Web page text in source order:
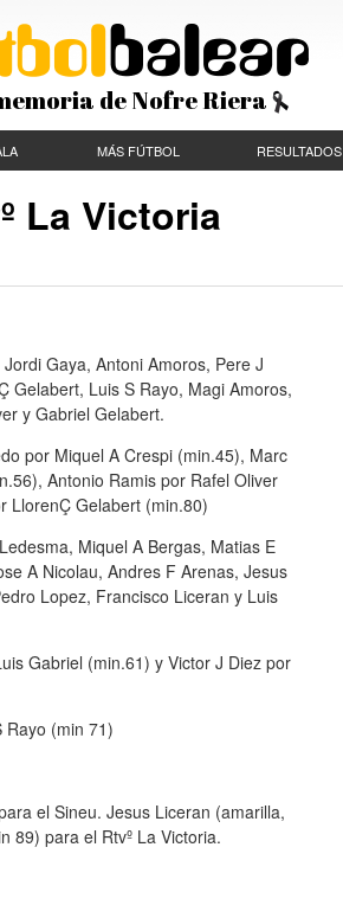
de Nofre Riera
MÁS FÚTBOL RESULTADOS
La Victoria
Gaya, Antoni Amoros, Pere J
Gelabert, Luis S Rayo, Magi Amoros,
y Gabriel Gelabert.
por Miquel A Crespi (min.45), Marc
Antonio Ramis por Rafel Oliver
LlorenÇ Gelabert (min.80)
Miquel A Bergas, Matias E
A Nicolau, Andres F Arenas, Jesus
Lopez, Francisco Liceran y Luis
Gabriel (min.61) y Victor J Diez por
Rayo (min 71)
el Sineu. Jesus Liceran (amarilla,
89) para el Rtvº La Victoria.